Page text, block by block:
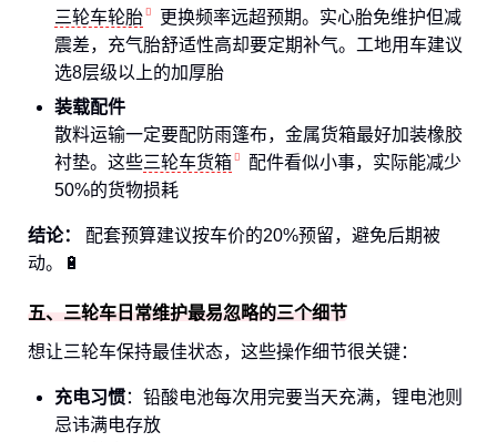
三轮车轮胎
更换频率远超预期。实心胎免维护但减
震差，充气胎舒适性高却要定期补气。工地用车建议
选8层级以上的加厚胎
装载配件
散料运输一定要配防雨篷布，金属货箱最好加装橡胶
衬垫。这些三轮车货箱
配件看似小事，实际能减少
50%的货物损耗
结论：
配套预算建议按车价的20%预留，避免后期被
动。🔋
五、三轮车日常维护最易忽略的三个细节
想让三轮车保持最佳状态，这些操作细节很关键：
充电习惯：铅酸电池每次用完要当天充满，锂电池则
忌讳满电存放